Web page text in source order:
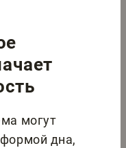
могут
дна,